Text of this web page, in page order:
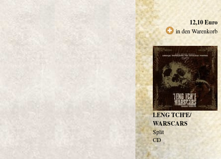
12,10Euro
in den Warenkorb
LENG TCH'E/
WARSCARS
Split
CD